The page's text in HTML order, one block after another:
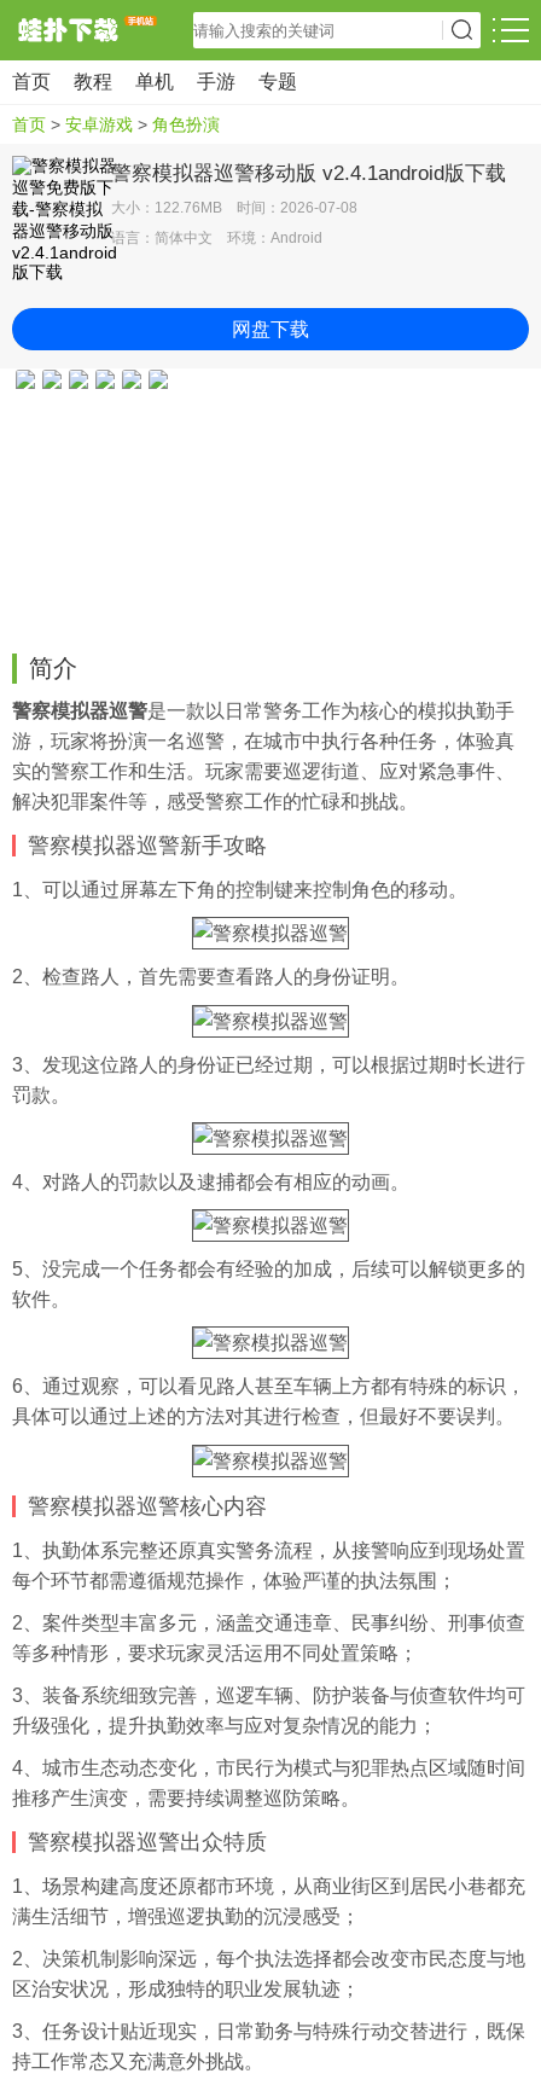
首页 教程 单机 手游 专题
首页 > 安卓游戏 > 角色扮演
警察模拟器巡警移动版 v2.4.1android版下载
大小：122.76MB 时间：2026-07-08
语言：简体中文 环境：Android
网盘下载
简介
警察模拟器巡警是一款以日常警务工作为核心的模拟执勤手
游，玩家将扮演一名巡警，在城市中执行各种任务，体验真
实的警察工作和生活。玩家需要巡逻街道、应对紧急事件、
解决犯罪案件等，感受警察工作的忙碌和挑战。
警察模拟器巡警新手攻略
1、可以通过屏幕左下角的控制键来控制角色的移动。
2、检查路人，首先需要查看路人的身份证明。
3、发现这位路人的身份证已经过期，可以根据过期时长进行
罚款。
4、对路人的罚款以及逮捕都会有相应的动画。
5、没完成一个任务都会有经验的加成，后续可以解锁更多的
软件。
6、通过观察，可以看见路人甚至车辆上方都有特殊的标识，
具体可以通过上述的方法对其进行检查，但最好不要误判。
警察模拟器巡警核心内容
1、执勤体系完整还原真实警务流程，从接警响应到现场处置
每个环节都需遵循规范操作，体验严谨的执法氛围；
2、案件类型丰富多元，涵盖交通违章、民事纠纷、刑事侦查
等多种情形，要求玩家灵活运用不同处置策略；
3、装备系统细致完善，巡逻车辆、防护装备与侦查软件均可
升级强化，提升执勤效率与应对复杂情况的能力；
4、城市生态动态变化，市民行为模式与犯罪热点区域随时间
推移产生演变，需要持续调整巡防策略。
警察模拟器巡警出众特质
1、场景构建高度还原都市环境，从商业街区到居民小巷都充
满生活细节，增强巡逻执勤的沉浸感受；
2、决策机制影响深远，每个执法选择都会改变市民态度与地
区治安状况，形成独特的职业发展轨迹；
3、任务设计贴近现实，日常勤务与特殊行动交替进行，既保
持工作常态又充满意外挑战。